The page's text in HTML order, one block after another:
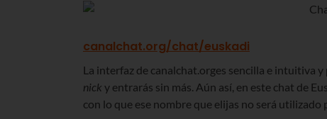
canalchat.org/chat/euskadi
La interfaz de canalchat.orges sencilla e intuitiva
nick y entrarás sin más. Aún así, en este chat de
con lo que ese nombre que elijas no será utilizado